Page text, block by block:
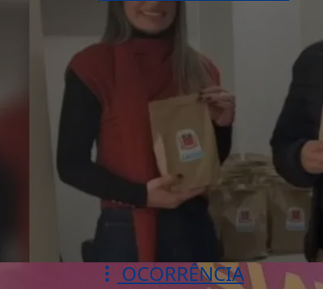
OCORRÊNCIA